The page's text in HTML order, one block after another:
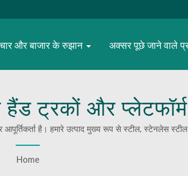
और बाजार के रुझान अक्सर पूछे जाने वाले
ट्रकों और
को बढ़ाएं
आपूर्तिकर्ता है। हमारे उत्पाद मुख्य रूप से स्टील, स्टेनलेस
विभिन्न उद्योगों के 353 प्रसिद्ध ब्रांडों के लिए एक-स्टॉप
Home